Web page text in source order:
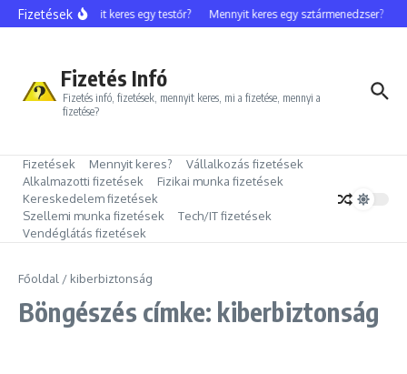
Ugrás a tartalomhoz
FizetésekMennyit keres egy testőr? Mennyit keres egy sztármenedzser?
Fizetés Infó
Fizetés infó, fizetések, mennyit keres, mi a fizetése, mennyi a
fizetése?
Fizetések Mennyit keres?
Vállalkozás fizetések
Alkalmazotti fizetések
Fizikai munka fizetések
Kereskedelem fizetések
Szellemi munka fizetések
Tech/IT fizetések
Vendéglátás fizetések
Főoldal / kiberbiztonság
Böngészés címke: kiberbiztonság